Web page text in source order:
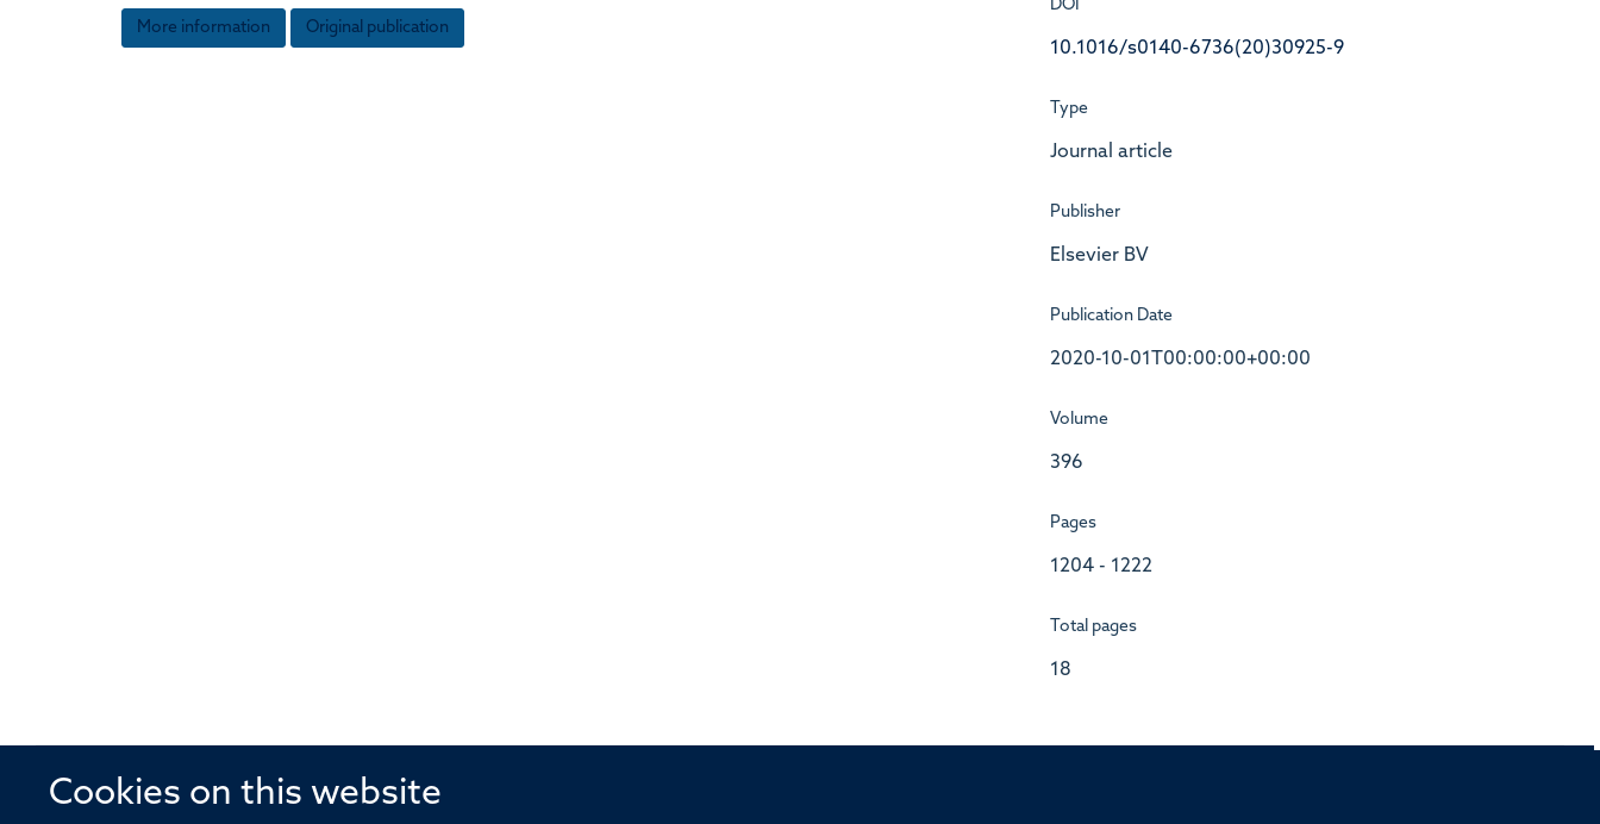
Cookies on this website
More information Original publication
DOI
10.1016/s0140-6736(20)30925-9
Type
Journal article
Publisher
Elsevier BV
Publication Date
2020-10-01T00:00:00+00:00
Volume
396
Pages
1204 - 1222
Total pages
18